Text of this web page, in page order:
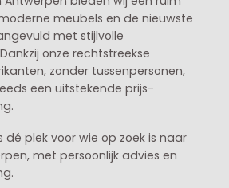
meubels en de nieuwste
met stijlvolle
onze rechtstreekse
zonder tussenpersonen,
een uitstekende prijs-
plek voor wie op zoek is naar
met persoonlijk advies en